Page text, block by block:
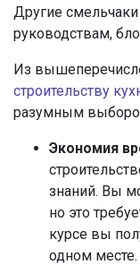
Другие
руководствам,
Из
строительству
разумным
Экономия
знаний. Вы
но это
курсе вы
одном месте.